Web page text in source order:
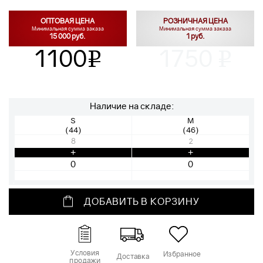
ОПТОВАЯ ЦЕНА
Минимальная сумма заказа
15 000 руб.
1100v
РОЗНИЧНАЯ ЦЕНА
Минимальная сумма заказа
1 руб.
Наличие на складе:
S
(44)
M
(46)
8
+
2
+
ДОБАВИТЬ В КОРЗИНУ
Условия
продажи
Доставка Избранное